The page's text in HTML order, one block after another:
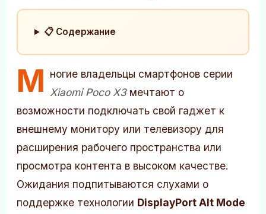
📋 Содержание
М ногие владельцы смартфонов серии
Xiaomi Poco X3мечтают о
возможности подключать свой гаджет к
внешнему монитору или телевизору для
расширения рабочего пространства или
просмотра контента в высоком качестве.
Ожидания подпитываются слухами о
поддержке технологии DisplayPort Alt Mode